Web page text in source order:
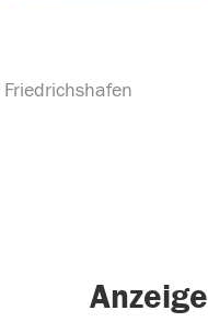
Friedrichshafen
Anzeige